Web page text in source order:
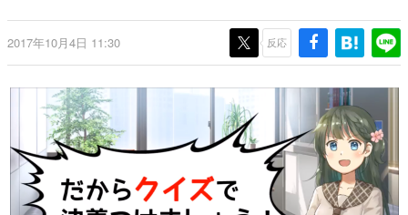
これからのデジタルゲーム市場を担う若きクリエイター達
の姿を追い、彼らのルーツと情熱を探っていきます。
ゲームに多大な影響を受けた作家さんに取材し、ゲームが
日本のコンテンツ産業やカルチャーに与えた影響を探る企
画です。
日本モバイルゲーム産業史
日本のモバイルゲーム史における主要なトピック・タイト
ルを網羅するほか、開発者へのインタビューや識者による
解説を掲載。約20年の歴史が一望できる決定版！
2017年10月4日 11:30 反応